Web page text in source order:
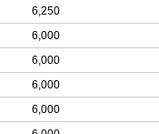
6,250
6,000
6,000
6,000
6,000